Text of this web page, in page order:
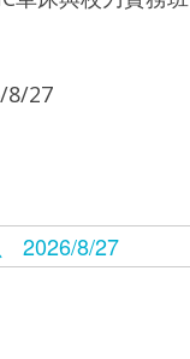
8/27
2026/8/27